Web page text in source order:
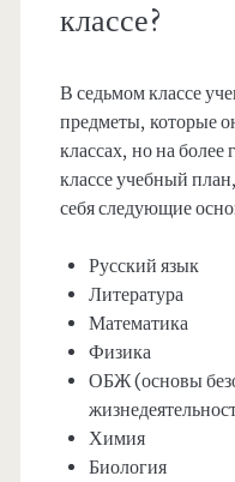
классе?
В седьмом классе
предметы, которые
классах, но на более
классе учебный
себя следующие
Русский язык
Литература
Математика
Физика
ОБЖ (основы
Химия
Биология